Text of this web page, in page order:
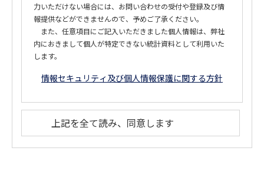
力いただけない場合には、お問い合わせの受付や登録及び情
報提供などができませんので、予めご了承ください。
また、任意項目にご記入いただきました個人情報は、弊社
内におきまして個人が特定できない統計資料として利用いた
します。
情報セキュリティ及び個人情報保護に関する方針
上記を全て読み、同意します